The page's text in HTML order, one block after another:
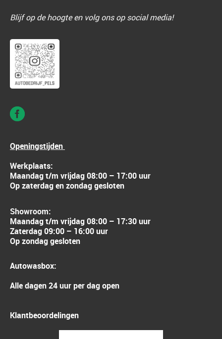
Blijf op de hoogte en volg ons op social media!
Openingstijden
Werkplaats:
Maandag t/m vrijdag 08:00 – 17:00 uur
Op zaterdag en zondag gesloten
Showroom:
Maandag t/m vrijdag 08:00 – 17:30 uur
Zaterdag 09:00 – 16:00 uur
Op zondag gesloten
Autowasbox:
Alle dagen 24 uur per dag open
Klantbeoordelingen